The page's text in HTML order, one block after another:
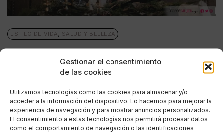
Gestionar el consentimiento
de las cookies
Utilizamos tecnologías como las cookies para almacenar y/o
acceder a la información del dispositivo. Lo hacemos para mejorar la
experiencia de navegación y para mostrar anuncios personalizados.
El consentimiento a estas tecnologías nos permitirá procesar datos
como el comportamiento de navegación o las identificaciones
ESTILO DE VIDA , SALUD Y BELLEZA
ANA PORRAS GUERRERO